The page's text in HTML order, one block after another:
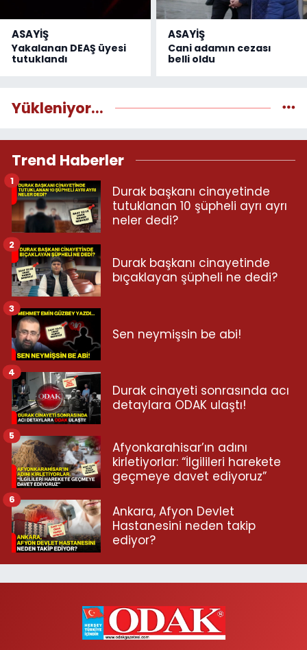
ASAYİŞ
Yakalanan DEAŞ üyesi
tutuklandı
ASAYİŞ
Cani adamın cezası
belli oldu
Yükleniyor...
Trend Haberler
Durak başkanı cinayetinde
tutuklanan 10 şüpheli ayrı ayrı
neler dedi?
1
Durak başkanı cinayetinde
bıçaklayan şüpheli ne dedi?
2
Sen neymişsin be abi!
3
Durak cinayeti sonrasında acı
detaylara ODAK ulaştı!
4
Afyonkarahisar’ın adını
kirletiyorlar: “İlgilileri harekete
geçmeye davet ediyoruz”
5
Ankara, Afyon Devlet
Hastanesini neden takip
ediyor?
6